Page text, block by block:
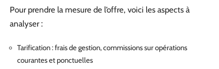
Pour prendre la mesure de l’offre, voici les aspects à
analyser :
Tarification : frais de gestion, commissions sur opérations
courantes et ponctuelles